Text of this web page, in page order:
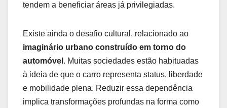
tendem a beneficiar áreas já privilegiadas.
Existe ainda o desafio cultural, relacionado ao
imaginário urbano construído em torno do
automóvel . Muitas sociedades estão habituadas
à ideia de que o carro representa status, liberdade
e mobilidade plena. Reduzir essa dependência
implica transformações profundas na forma como